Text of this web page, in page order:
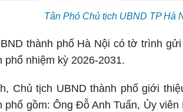
Tân Phó Chủ tịch UBND TP Hà
thành phố Hà Nội có tờ trình
phố nhiệm kỳ 2026-2031.
Chủ tịch UBND thành phố giới
phố gồm: Ông Đỗ Anh Tuấn, Ủy